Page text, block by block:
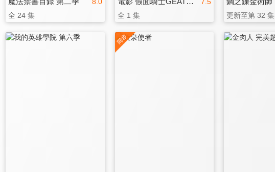
全 24 集 全 1 集 更新至第 32 集